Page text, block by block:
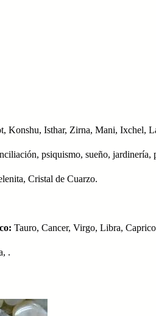
Konshu, Isthar, Zirna, Mani, Ixchel,
psiquismo, sueño, jardinería,
Cristal de Cuarzo.
Tauro, Cancer, Virgo, Libra,
.